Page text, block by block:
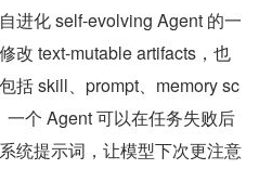
进化 self-evolving Agent 的一
改 text-mutable artifacts，也
括 skill、prompt、memory sc
个 Agent 可以在任务失败后
统提示词，让模型下次更注意